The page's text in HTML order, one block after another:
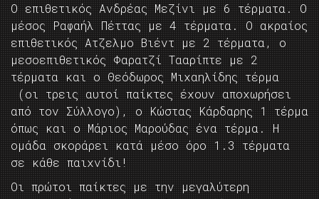
O επιθετικός Ανδρέας Μεζίνι με 6 τέρματα. Ο
μέσος Ραφαήλ Πέττας με 4 τέρματα. Ο ακραίος
επιθετικός Ατζελμο Βιέντ με 2 τέρματα, ο
μεσοεπιθετικός Φαρατζί Τααρίπτε με 2
τέρματα και ο Θεόδωρος Μιχαηλίδης τέρμα
(οι τρεις αυτοί παίκτες έχουν αποχωρήσει
από τον Σύλλογο), ο Κώστας Κάρδαρης 1 τέρμα
όπως και ο Μάριος Μαρούδας ένα τέρμα. Η
ομάδα σκοράρει κατά μέσο όρο 1.3 τέρματα
σε κάθε παιχνίδι!
Οι πρώτοι παίκτες με την μεγαλύτερη